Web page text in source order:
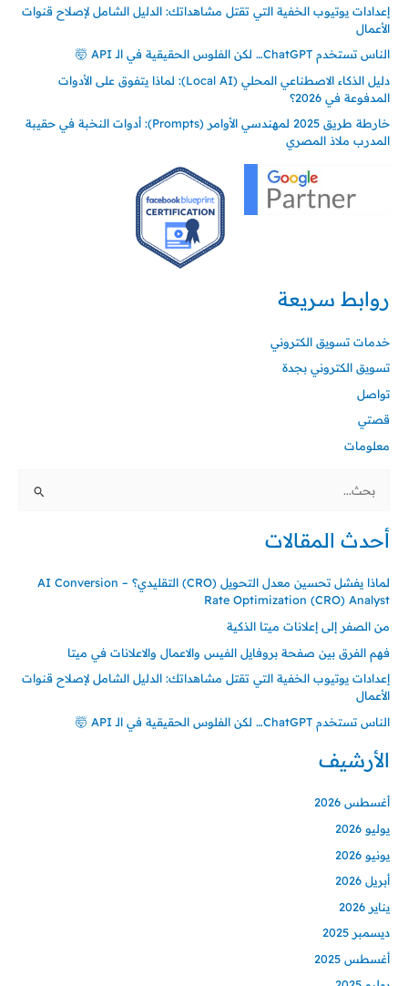
إعدادات يوتيوب الخفية التي تقتل مشاهداتك: الدليل الشامل لإصلاح قنوات
الأعمال
الناس تستخدم ChatGPT… لكن الفلوس الحقيقية في الـ API 🤯
دليل الذكاء الاصطناعي المحلي (Local AI): لماذا يتفوق على الأدوات
المدفوعة في 2026؟
خارطة طريق 2025 لمهندسي الأوامر (Prompts): أدوات النخبة في حقيبة
المدرب ملاذ المصري
روابط سريعة
خدمات تسويق الكتروني
تسويق الكتروني بجدة
تواصل
قصتي
معلومات
البحث
أحدث المقالات
لماذا يفشل تحسين معدل التحويل (CRO) التقليدي؟ – AI Conversion
Rate Optimization (CRO) Analyst
من الصفر إلى إعلانات ميتا الذكية
فهم الفرق بين صفحة بروفايل الفيس والاعمال والاعلانات في ميتا
إعدادات يوتيوب الخفية التي تقتل مشاهداتك: الدليل الشامل لإصلاح قنوات
الأعمال
الناس تستخدم ChatGPT… لكن الفلوس الحقيقية في الـ API 🤯
الأرشيف
أغسطس 2026
يوليو 2026
يونيو 2026
أبريل 2026
يناير 2026
ديسمبر 2025
أغسطس 2025